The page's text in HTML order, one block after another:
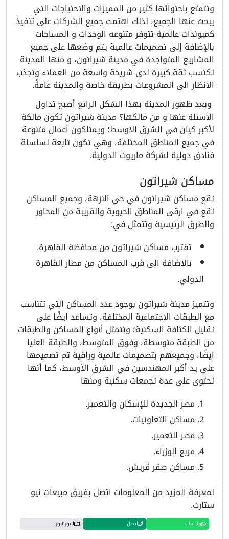
وتتمتع باحتوائها كثير من المميزات والاحتياجات التي
يبحث عنها الجميع، لذلك اهتمت جميع الشركات على تنفيذ
كمبوندات عالمية تتوفر متنوعه الوحدات و المساحات
بالإضافة إلى تصميمات عالمية يتم وضعها على جميع
المشاريع المتواجدة في مدينة شيراتون، و منها المدينة
تكتسب ثقة كبيرة لدى شريحة واسعة من العملاء وتجذب
الانظار الى المشروعات بطريقة خاصة والمدينة عامةً.
وبعد ظهور المدينة بهذا الشكل الرائع أصبح تداول
الأسئلة عنها و من مالكها؟ مدينة شيراتون تكون مالكة
لأكبر كيان في الشرق الاوسط؛ ويمتلكون أعمال متنوعة
في جميع المناطق المختلفة، وهي تكون تابعة لسلسلة
فنادق دولية لشركة ماريوت الدولية.
مساكن شيراتون
تقع مساكن شيراتون في حي النزهة، وجميع المساكن
تقع في ارقى المناطق الحيوية والقريبة من المحاور
والطرق الرئيسية وتتمثل في:
تقترب مساكن شيراتون من محافظة القاهرة.
بالاضافة الى قرب المساكن من مطار القاهرة
الدولي.
وتتميز مدينة شيراتون بوجود عدد المساكن التي تتناسب
مع الطبقات الاجتماعية المختلفة، وتساعد ايضًا على
تقليل الكثافة السكنية؛ وتتمثل أنواع المساكن والطبقات
من الطبقة متوسطة، وفوق المتوسط، والطبقة العليا
ايضًا، وجميعهم بتصميمات عالمية وراقية تم تصميمها
على يد أكبر المهندسين في الشرق الأوسط، كما أنها
تحتوى على عدة تجمعات سكنية ومنها
مصر الجديدة للإسكان والتعمير.
مساكن التعاونيات.
مصر للتعمير.
مربع الوزراء.
مساكن صقر قريش.
لمعرفة المزيد من المعلومات اتصل بفريق مبيعات نيو
ستارت.
واتساب اتصل البورشور